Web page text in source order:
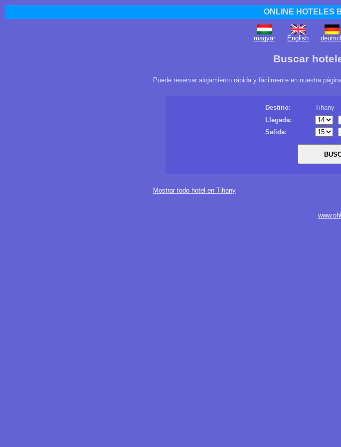
ONLINE HOTELES
magyar English
Buscar
Puede reservar alojamiento rápida y fácilmente en nuestra
Destino:
Tihany
Llegada:
Salida:
Mostrar todo hotel en Tihany